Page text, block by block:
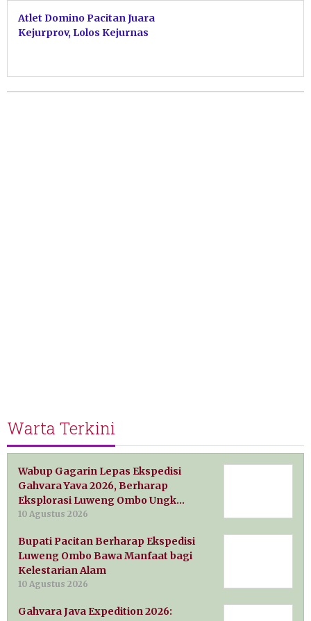
Atlet Domino Pacitan Juara
Kejurprov, Lolos Kejurnas
Warta Terkini
Wabup Gagarin Lepas Ekspedisi
Gahvara Yava 2026, Berharap
Eksplorasi Luweng Ombo Ungk…
10 Agustus 2026
Bupati Pacitan Berharap Ekspedisi
Luweng Ombo Bawa Manfaat bagi
Kelestarian Alam
10 Agustus 2026
Gahvara Java Expedition 2026: